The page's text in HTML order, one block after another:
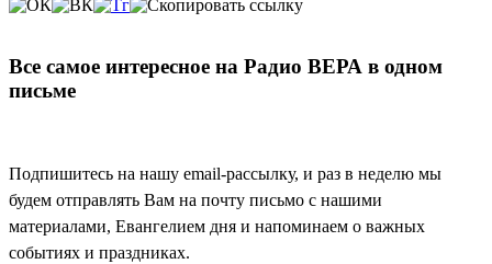
Все самое интересное на Радио ВЕРА в одном
письме
Подпишитесь на нашу email-рассылку, и раз в неделю мы
будем отправлять Вам на почту письмо с нашими
материалами, Евангелием дня и напоминаем о важных
событиях и праздниках.